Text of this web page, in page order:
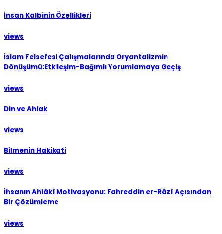
İnsan Kalbinin Özellikleri
views
İslam Felsefesi Çalışmalarında Oryantalizmin
Dönüşümü:Etkileşim-Bağımlı Yorumlamaya Geçiş
views
Din ve Ahlak
views
Bilmenin Hakikati
views
İhsanın Ahlâkî Motivasyonu: Fahreddin er-Râzî Açısından
Bir Çözümleme
views